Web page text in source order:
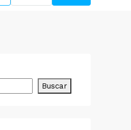
Buscar